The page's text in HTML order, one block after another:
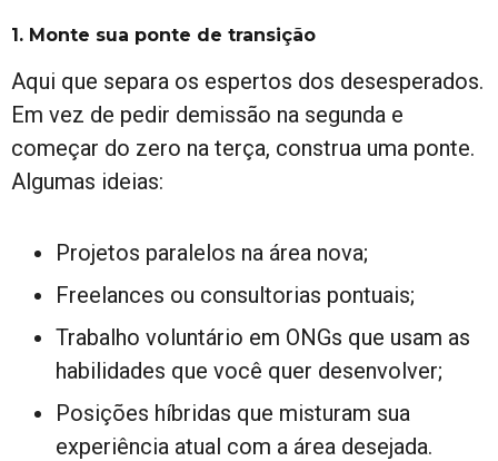
1. Monte sua ponte de transição
Aqui que separa os espertos dos desesperados.
Em vez de pedir demissão na segunda e
começar do zero na terça, construa uma ponte.
Algumas ideias:
Projetos paralelos na área nova;
Freelances ou consultorias pontuais;
Trabalho voluntário em ONGs que usam as
habilidades que você quer desenvolver;
Posições híbridas que misturam sua
experiência atual com a área desejada.